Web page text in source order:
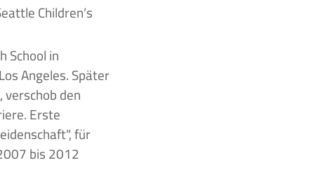
Children’s
School in
Angeles. Später
den
Erste
für
bis 2012